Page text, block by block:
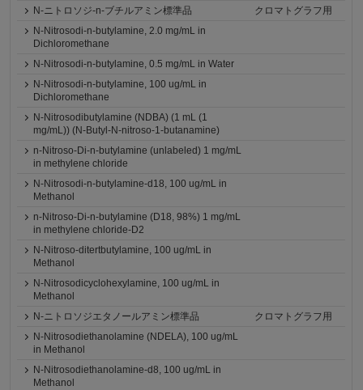
N-ニトロソジ-n-ブチルアミン標準品
クロマトグラフ用
N-Nitrosodi-n-butylamine, 2.0 mg/mL in
Dichloromethane
N-Nitrosodi-n-butylamine, 0.5 mg/mL in Water
N-Nitrosodi-n-butylamine, 100 ug/mL in
Dichloromethane
N-Nitrosodibutylamine (NDBA) (1 mL (1
mg/mL)) (N-Butyl-N-nitroso-1-butanamine)
n-Nitroso-Di-n-butylamine (unlabeled) 1 mg/mL
in methylene chloride
N-Nitrosodi-n-butylamine-d18, 100 ug/mL in
Methanol
n-Nitroso-Di-n-butylamine (D18, 98%) 1 mg/mL
in methylene chloride-D2
N-Nitroso-ditertbutylamine, 100 ug/mL in
Methanol
N-Nitrosodicyclohexylamine, 100 ug/mL in
Methanol
N-ニトロソジエタノールアミン標準品
クロマトグラフ用
N-Nitrosodiethanolamine (NDELA), 100 ug/mL
in Methanol
N-Nitrosodiethanolamine-d8, 100 ug/mL in
Methanol